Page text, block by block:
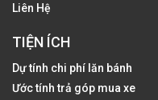
Liên Hệ
TIỆN ÍCH
Dự tính chi phí lăn bánh
Ước tính trả góp mua xe